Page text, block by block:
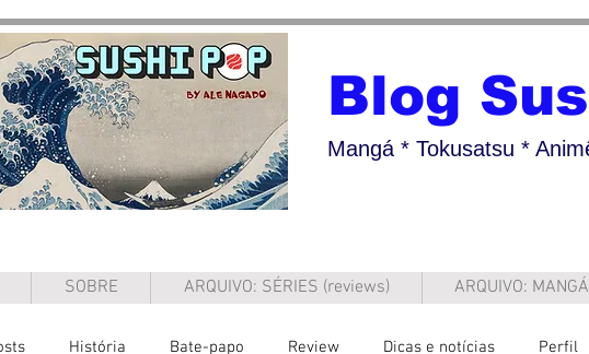
Blog
Mangá * Tokusatsu *
SOBRE ARQUIVO: SÉRIES (reviews) ARQUIVO:
História Bate-papo Review Dicas e notícias Perfil